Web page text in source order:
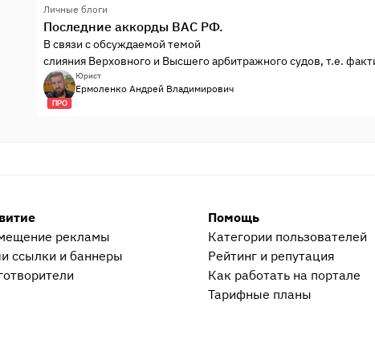
Личные блоги
Последние аккорды ВАС РФ.
В связи с обсуждаемой темой
слияния Верховного и Высшего арбитражного судов, т.е.
независимой линии его председателя Антона Иванова,
проекты документов (надеюсь их успеют утвердить.)
ПРО
Юрист
Ермоленко Андрей Владимирович
рекламы
ссылки и баннеры
Помощь
Категории пользователей
Рейтинг и репутация
Как работать на портале
Тарифные планы